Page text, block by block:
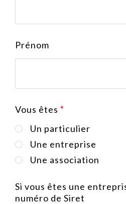
Prénom
Vous êtes
Un particulier
Une entreprise
Une association
Si vous êtes une
numéro de Siret